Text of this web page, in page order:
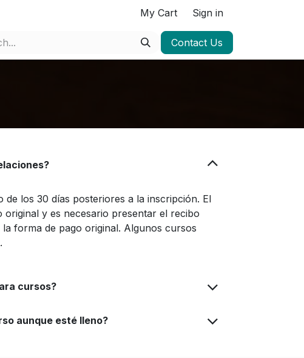
My Cart Sign in
us Contact Us
de los 30 días posteriores a la inscripción. El
original y es necesario presentar el recibo
forma de pago original. Algunos cursos
cursos?
aunque esté lleno?